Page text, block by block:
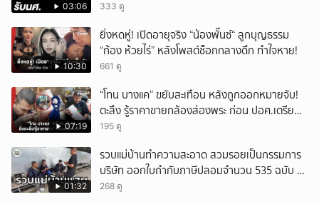
03:06 333 ดู
10:30
ยิ่งหดหู่! เปิดอายุจริง “น้องพั๊นซ์“ ลูกบุญธรรม
“ก้อง ห้วยไร่” หลังโพสต์ช็อกกลางดึก ทำใจหาย!
661 ดู
07:19
“โทน บางแค” ขยับสะเทือน หลังถูกออกหมายจับ!
ตะลึง รู้ราคาขายกล้องส่องพระ ก่อน ปอศ.เตรียม
บุกรวบ?
195 ดู
01:32
รวบแม่บ้านทำความสะอาด สวมรอยเป็นกรรมการ
บริษัท ออกใบกำกับภาษีปลอมจำนวน 535 ฉบับ รัฐ
เสียหายกว่า 129 ล้านบาท
268 ดู